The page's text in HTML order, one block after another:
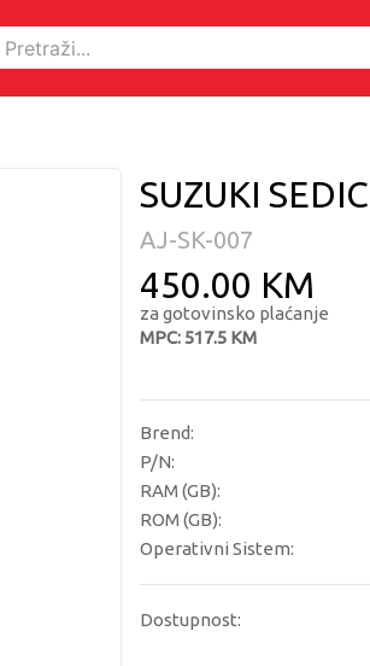
SUZUKI
AJ-SK-007
450.00 KM
za gotovinsko plaćanje
MPC: 517.5 KM
Brend:
P/N:
RAM (GB):
ROM (GB):
Operativni Sistem:
Dostupnost: